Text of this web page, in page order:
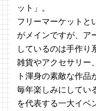
ット」。
フリーマーケットと
がメインですが、ア
しているのは手作り
雑貨やアクセサリー
ト渾身の素敵な作品
毎年楽しみにしてい
を代表する一大イベ